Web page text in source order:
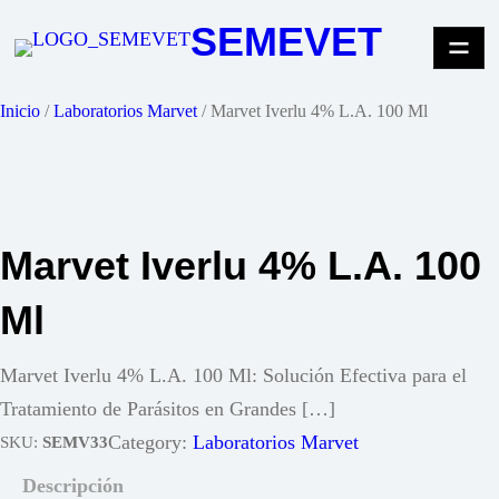
SEMEVET
Inicio /Laboratorios Marvet / Marvet Iverlu 4% L.A. 100 Ml
Marvet Iverlu 4% L.A. 100
Ml
Marvet Iverlu 4% L.A. 100 Ml: Solución Efectiva para el
Tratamiento de Parásitos en Grandes […]
SKU: SEMV33Category: Laboratorios Marvet
Descripción